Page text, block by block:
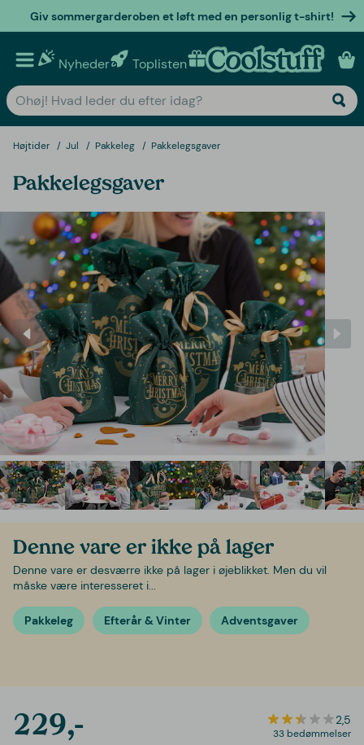
Giv sommergarderoben et løft med en personlig t-shirt!
Nyheder Toplisten Personlige gaver
Højtider Jul Pakkeleg Pakkelegsgaver
Pakkelegsgaver
Denne vare er ikke på lager
Denne vare er desværre ikke på lager i øjeblikket. Men du vil
måske være interesseret i...
Pakkeleg Efterår & Vinter Adventsgaver
229,- 2,5
33 bedømmelser